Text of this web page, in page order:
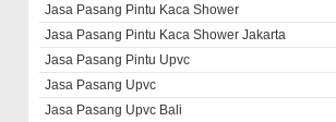
Jasa Pasang Pintu Kaca Shower
Jasa Pasang Pintu Kaca Shower Jakarta
Jasa Pasang Pintu Upvc
Jasa Pasang Upvc
Jasa Pasang Upvc Bali